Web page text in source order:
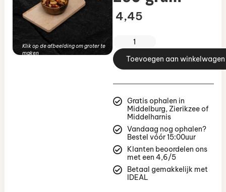
Klik op de afbeelding om groter te
maken
4,45
Toevoegen aan winkelwagen
Gratis ophalen in
Middelburg, Zierikzee of
Middelharnis
Vandaag nog ophalen?
Bestel vóór 15:00uur
Klanten beoordelen ons
met een 4,6/5
Betaal gemakkelijk met
IDEAL